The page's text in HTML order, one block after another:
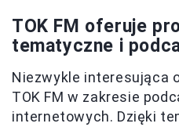
TOK FM oferuje
tematyczne i
Niezwykle interesująca
TOK FM w zakresie
internetowych. Dzięki